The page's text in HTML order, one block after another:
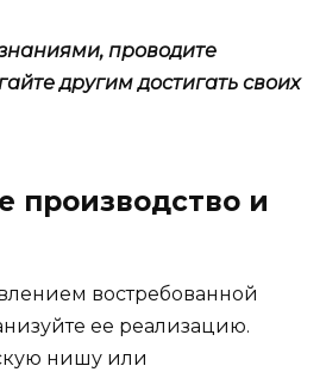
проводите
другим достигать своих
производство и
востребованной
ее реализацию.
нишу или